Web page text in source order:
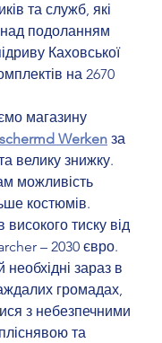
та служб, які
подоланням
Каховської
на 2670
магазину
Werken за
велику знижку.
можливість
костюмів.
високого тиску від
– 2030 євро.
зараз в
громадах,
з небезпечними
та